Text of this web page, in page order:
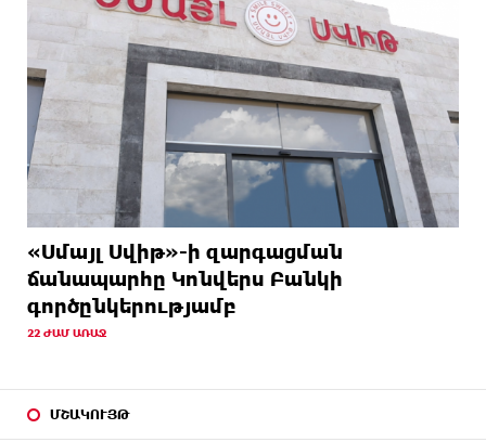
«Սմայլ Սվիթ»-ի զարգացման
ճանապարհը Կոնվերս Բանկի
գործընկերությամբ
22 ԺԱՄ ԱՌԱՋ
ՄՇԱԿՈՒՅԹ